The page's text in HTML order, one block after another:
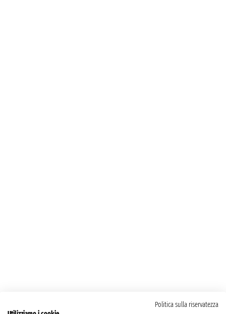
Politica sulla riservatezza